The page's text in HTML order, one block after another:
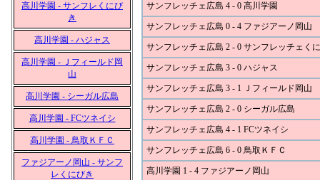
高川学園 - サンフレくにび
き
高川学園 - ハジャス
高川学園 - Ｊフィールド岡
山
高川学園 - シーガル広島
高川学園 - FCツネイシ
高川学園 - 鳥取ＫＦＣ
ファジアーノ岡山 - サンフ
レくにびき
サンフレッチェ広島 4 - 0 高川学園
サンフレッチェ広島 0 - 4 ファジアーノ岡山
サンフレッチェ広島 2 - 0 サンフレッチェく
サンフレッチェ広島 3 - 0 ハジャス
サンフレッチェ広島 3 - 1 Ｊフィールド岡山
サンフレッチェ広島 2 - 0 シーガル広島
サンフレッチェ広島 4 - 1 FCツネイシ
サンフレッチェ広島 6 - 0 鳥取ＫＦＣ
高川学園 1 - 4 ファジアーノ岡山